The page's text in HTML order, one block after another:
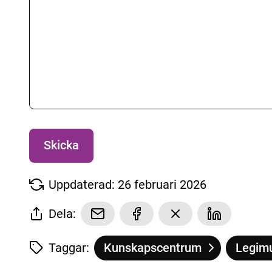
Uppdaterad: 26 februari 2026
Dela:
Taggar: Tagg
Kunskapscentrum
tillhör
Lokala inläsningar Tagg
tillhör